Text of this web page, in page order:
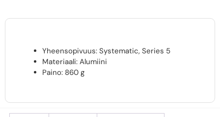
Yheensopivuus: Systematic, Series 5
Materiaali: Alumiini
Paino: 860 g